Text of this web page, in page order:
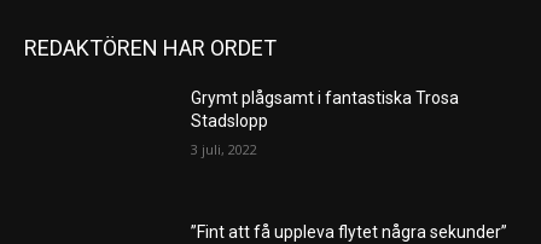
REDAKTÖREN HAR ORDET
Grymt plågsamt i fantastiska Trosa
Stadslopp
3 juli, 2022
”Fint att få uppleva flytet några sekunder”